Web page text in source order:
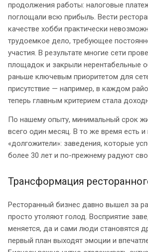
продолжения работы: налоговые
поглощали всю прибыль. Вести
качестве хобби практически
трудоемкое дело, требующее
участия. В результате многие сети
площадок и закрыли нерентабельные
раньше ключевым приоритетом для
присутствие — например, в каждом
теперь главным критерием стала
По нашему опыту, минимальный срок
всего один месяц. В то же время есть
«долгожители»: заведения, которые
более 30 лет и по-прежнему радуют
Трансформация
Ресторанный бизнес давно вышел за
просто утоляют голод. Восприятие
меняется, да и сами люди становятся
первый план выходят эмоции и